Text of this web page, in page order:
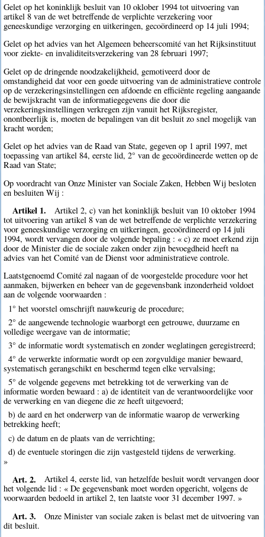
Gelet op het koninklijk besluit van 10 oklober 1994 tot uitvoering van
artikel 8 van de wet betreffende de verplichte verzekering voor
geneeskundige verzorging en uitkeringen, gecoördineerd op 14 juli 1994;
Gelet op het advies van het Algemeen beheerscomité van het Rijksinstituut
voor ziekte- en invaliditeitsverzekering van 28 februari 1997;
Gelet op de dringende noodzakelijkheid, gemotiveerd door de
omstandigheid dat voor een goede uitvoering van de administratieve controle
op de verzekeringsinstellingen een afdoende en efficiënte regeling aangaande
de bewijskracht van de informatiegegevens die door die
verzekeringsinstellingen verkregen zijn vanuit het Rijksregister,
onontbeerlijk is, moeten de bepalingen van dit besluit zo snel mogelijk van
kracht worden;
Gelet op het advies van de Raad van State, gegeven op 1 april 1997, met
toepassing van artikel 84, eerste lid, 2° van de gecoördineerde wetten op de
Raad van State;
Op voordracht van Onze Minister van Sociale Zaken, Hebben Wij besloten
en besluiten Wij :
Artikel 1.
Artikel 2, c) van het koninklijk besluit van 10 oktober 1994
tot uitvoering van artikel 8 van de wet betreffende de verplichte verzekering
voor geneeskundige verzorging en uitkeringen, gecoördineerd op 14 juli
1994, wordt vervangen door de volgende bepaling : « c) ze moet erkend zijn
door de Minister die de sociale zaken onder zijn bevoegdheid heeft na
advies van het Comité van de Dienst voor administratieve controle.
Laatstgenoemd Comité zal nagaan of de voorgestelde procedure voor het
aanmaken, bijwerken en beheer van de gegevensbank inzonderheid voldoet
aan de volgende voorwaarden :
1° het voorstel omschrijft nauwkeurig de procedure;
2° de aangewende technologie waarborgt een getrouwe, duurzame en
volledige weergave van de intormatie;
3° de informatie wordt systematisch en zonder weglatingen geregistreerd;
4° de verwerkte informatie wordt op een zorgvuldige manier bewaard,
systematisch gerangschikt en beschermd tegen elke vervalsing;
5° de volgende gegevens met betrekking tot de verwerking van de
informatie worden bewaard : a) de identiteit van de verantwoordelijke voor
de verwerking en van diegene die ze heeft uitgevoerd;
b) de aard en het onderwerp van de informatie waarop de verwerking
betrekking heeft;
c) de datum en de plaats van de verrichting;
d) de eventuele storingen die zijn vastgesteld tijdens de verwerking.
»
Art. 2.
Artikel 4, eerste lid, van hetzelfde besluit wordt vervangen door
het volgende lid : « De gegevensbank moet worden opgericht, volgens de
voorwaarden bedoeld in artikel 2, ten laatste voor 31 december 1997. »
Art. 3.
Onze Minister van sociale zaken is belast met de uitvoering van
dit besluit.